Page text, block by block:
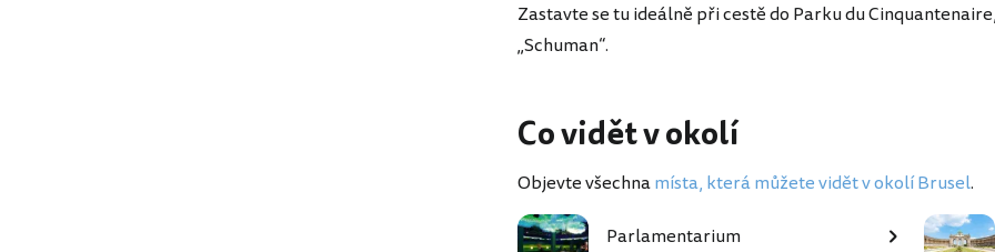
Zastavte se tu ideálně při cestě do Parku du
„Schuman“.
Co vidět v okolí
Objevte všechnamísta, která můžete vidět v okolí Brusel.
Parlamentarium